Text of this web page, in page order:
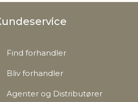
Find forhandler
Bliv forhandler
Agenter og Distributører